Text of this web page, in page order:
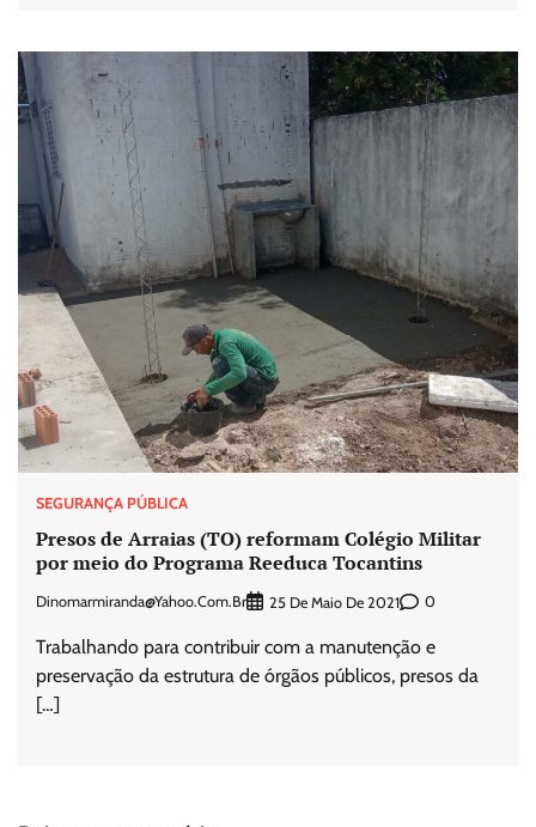
SEGURANÇA PÚBLICA
Presos de Arraias (TO) reformam Colégio Militar
por meio do Programa Reeduca Tocantins
Dinomarmiranda@yahoo.com.br 25 De Maio De 2021 0
Trabalhando para contribuir com a manutenção e
preservação da estrutura de órgãos públicos, presos da
[…]